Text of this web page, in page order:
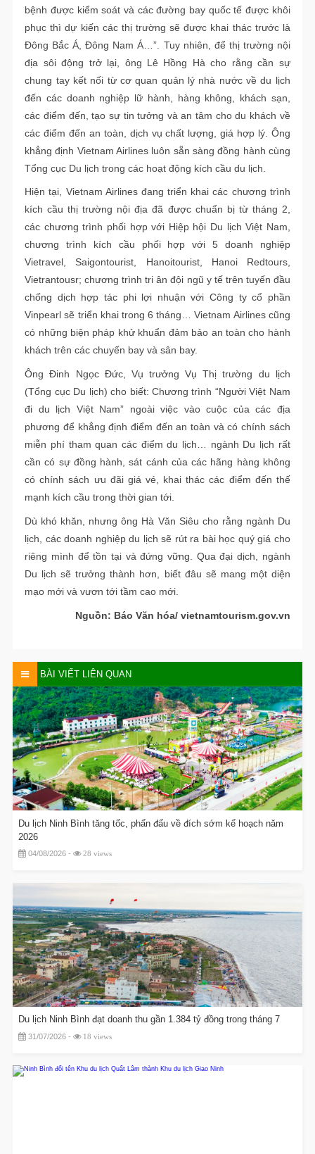
bệnh được kiểm soát và các đường bay quốc tế được khôi
phục thì dự kiến các thị trường sẽ được khai thác trước là
Đông Bắc Á, Đông Nam Á…”. Tuy nhiên, để thị trường nội
địa sôi động trở lại, ông Lê Hồng Hà cho rằng cần sự
chung tay kết nối từ cơ quan quản lý nhà nước về du lịch
đến các doanh nghiệp lữ hành, hàng không, khách sạn,
các điểm đến, tạo sự tin tưởng và an tâm cho du khách về
các điểm đến an toàn, dịch vụ chất lượng, giá hợp lý. Ông
khẳng định Vietnam Airlines luôn sẵn sàng đồng hành cùng
Tổng cục Du lịch trong các hoạt động kích cầu du lịch.
Hiện tại, Vietnam Airlines đang triển khai các chương trình
kích cầu thị trường nội địa đã được chuẩn bị từ tháng 2,
các chương trình phối hợp với Hiệp hội Du lịch Việt Nam,
chương trình kích cầu phối hợp với 5 doanh nghiệp
Vietravel, Saigontourist, Hanoitourist, Hanoi Redtours,
Vietrantousr; chương trình tri ân đội ngũ y tế trên tuyến đầu
chống dịch hợp tác phi lợi nhuận với Công ty cổ phần
Vinpearl sẽ triển khai trong 6 tháng… Vietnam Airlines cũng
có những biện pháp khử khuẩn đảm bảo an toàn cho hành
khách trên các chuyến bay và sân bay.
Ông Đinh Ngọc Đức, Vụ trưởng Vụ Thị trường du lịch
(Tổng cục Du lịch) cho biết: Chương trình “Người Việt Nam
đi du lịch Việt Nam” ngoài việc vào cuộc của các địa
phương để khẳng định điểm đến an toàn và có chính sách
miễn phí tham quan các điểm du lịch… ngành Du lịch rất
cần có sự đồng hành, sát cánh của các hãng hàng không
có chính sách ưu đãi giá vé, khai thác các điểm đến thế
mạnh kích cầu trong thời gian tới.
Dù khó khăn, nhưng ông Hà Văn Siêu cho rằng ngành Du
lịch, các doanh nghiệp du lịch sẽ rút ra bài học quý giá cho
riêng mình để tồn tại và đứng vững. Qua đại dịch, ngành
Du lịch sẽ trưởng thành hơn, biết đâu sẽ mang một diện
mạo mới và vươn tới tầm cao mới.
Nguồn: Báo Văn hóa/ vietnamtourism.gov.vn
BÀI VIẾT LIÊN QUAN
Du lịch Ninh Bình tăng tốc, phấn đấu về đích sớm kế hoạch năm
2026
04/08/2026 - 28 views
Du lịch Ninh Bình đạt doanh thu gần 1.384 tỷ đồng trong tháng 7
31/07/2026 - 18 views